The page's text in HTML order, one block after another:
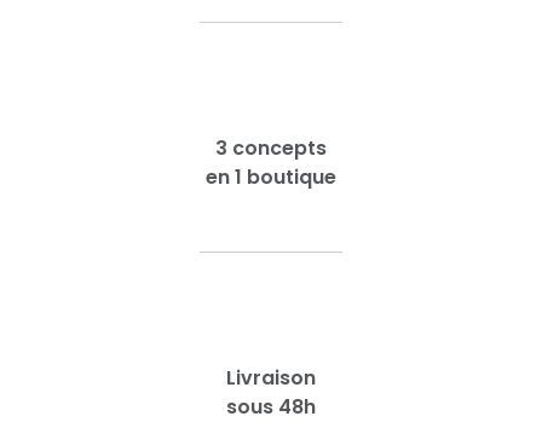
3 concepts
en 1 boutique
Livraison
sous 48h